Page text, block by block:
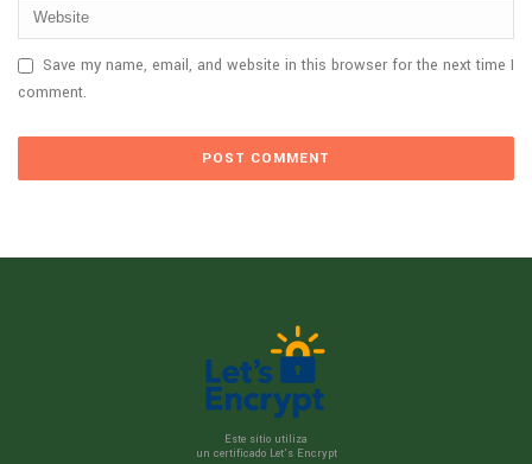
Save my name, email, and website in this browser for the next time I
comment.
Este sitio utiliza
un certificado Let’s Encrypt